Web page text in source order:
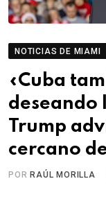
NOTICIAS DE MIAMI
«Cuba
deseando
Trump
cercano
PORRAÚL MORILLA